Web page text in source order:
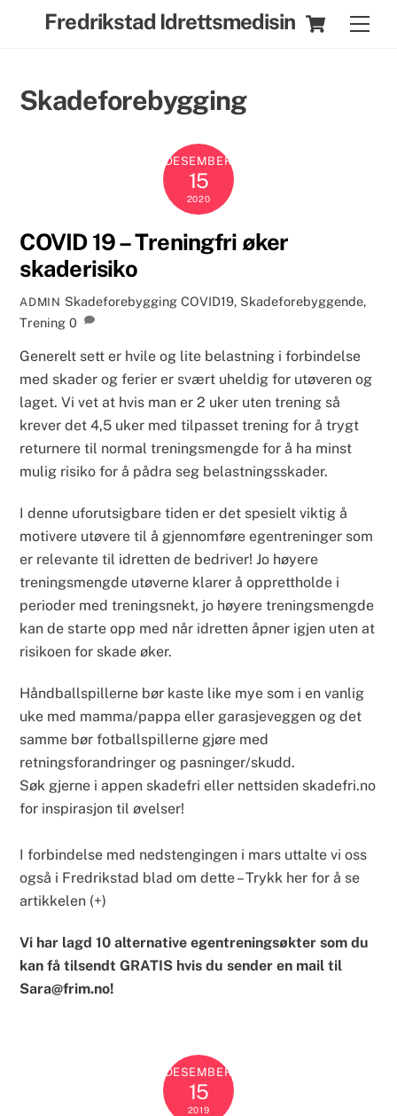
Cart
Fredrikstad Idrettsmedisin
Skadeforebygging
DESEMBER
15
2020
COVID 19 – Treningfri øker
skaderisiko
ADMIN Skadeforebygging COVID19, Skadeforebyggende,
Trening 0
Generelt sett er hvile og lite belastning i forbindelse
med skader og ferier er svært uheldig for utøveren og
laget. Vi vet at hvis man er 2 uker uten trening så
krever det 4,5 uker med tilpasset trening for å trygt
returnere til normal treningsmengde for å ha minst
mulig risiko for å pådra seg belastningsskader.
I denne uforutsigbare tiden er det spesielt viktig å
motivere utøvere til å gjennomføre egentreninger som
er relevante til idretten de bedriver! Jo høyere
treningsmengde utøverne klarer å opprettholde i
perioder med treningsnekt, jo høyere treningsmengde
kan de starte opp med når idretten åpner igjen uten at
risikoen for skade øker.
Håndballspillerne bør kaste like mye som i en vanlig
uke med mamma/pappa eller garasjeveggen og det
samme bør fotballspillerne gjøre med
retningsforandringer og pasninger/skudd.
Søk gjerne i appen skadefri eller nettsiden skadefri.no
for inspirasjon til øvelser!
I forbindelse med nedstengingen i mars uttalte vi oss
også i Fredrikstad blad om dette –Trykk her for å se
artikkelen (+)
Vi har lagd 10 alternative egentreningsøkter som du
kan få tilsendt GRATIS hvis du sender en mail til
Sara@frim.no!
DESEMBER
15
2019